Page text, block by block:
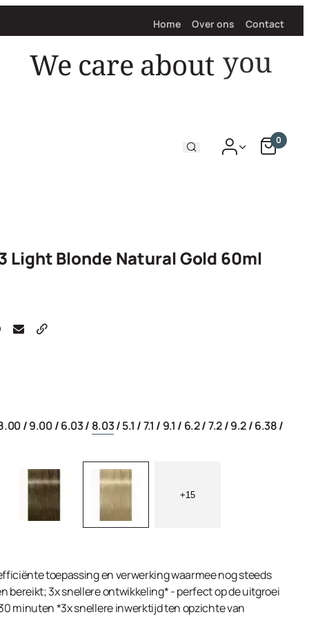
Home Over ons Contact
We care about hair
0
Light Blonde Natural Gold 60ml
/9.00/6.03/ 8.03/5.1 /7.1 / 9.1 / 6.2/7.2/9.2/6.38/
+15
toepassing en verwerking waarmee nog steeds
bereikt; 3x snellere ontwikkeling* - perfect op de uitgroei
minuten *3x snellere inwerktijd ten opzichte van